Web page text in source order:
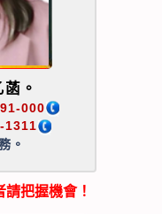
。
000
1311
。
把握機會！